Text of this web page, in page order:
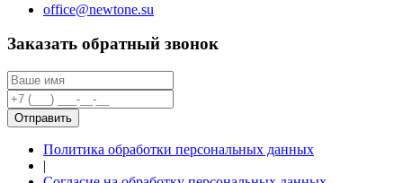
office@newtone.su
Заказать обратный звонок
Отправить
Политика обработки персональных данных
|